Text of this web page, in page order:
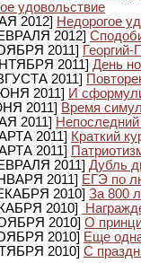
удовольствие
2012] Недорогое
2012]
2011]
2011] День
2011]
2011] И
2011] Время
2011]
2011] Краткий
2011]
2011] Дубль
2011] ЕГЭ по
2010] За 800
2010]
2010] О
2010] Еще
2010] С